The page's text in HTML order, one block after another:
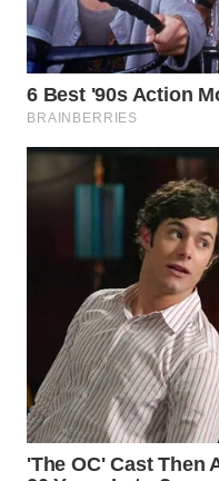
WN
SUMEDANG
WN
CIANJUR
WN
TANGERANG
WN
BINJAI
WN
CIREBON